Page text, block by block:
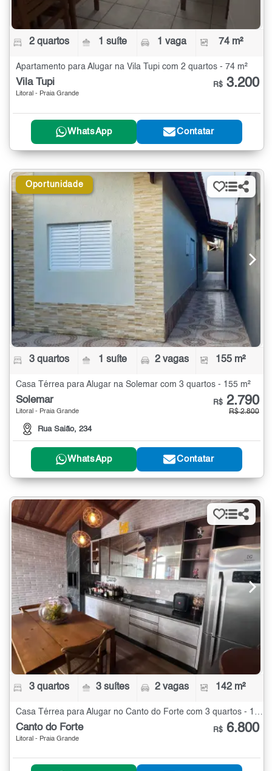
2 quartos 1 suíte 1 vaga 74 m²
Apartamento para Alugar na Vila Tupi com 2 quartos - 74 m²
Vila Tupi
Litoral - Praia Grande
R$ 3.200
WhatsApp Contatar
Oportunidade
3 quartos 1 suíte 2 vagas 155 m²
Casa Térrea para Alugar na Solemar com 3 quartos - 155 m²
Solemar
Litoral - Praia Grande
Rua Saião, 234
R$ 2.790
R$ 2.800
WhatsApp Contatar
3 quartos 3 suítes 2 vagas 142 m²
Casa Térrea para Alugar no Canto do Forte com 3 quartos - 142 m²
Canto do Forte
Litoral - Praia Grande
R$ 6.800